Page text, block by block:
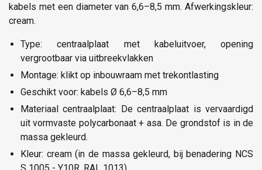
kabels met een diameter van 6,6–8,5 mm. Afwerkingskleur:
cream.
Type: centraalplaat met kabeluitvoer, opening
vergrootbaar via uitbreekvlakken
Montage: klikt op inbouwraam met trekontlasting
Geschikt voor: kabels Ø 6,6–8,5 mm
Materiaal centraalplaat: De centraalplaat is vervaardigd
uit vormvaste polycarbonaat + asa. De grondstof is in de
massa gekleurd.
Kleur: cream (in de massa gekleurd, bij benadering NCS